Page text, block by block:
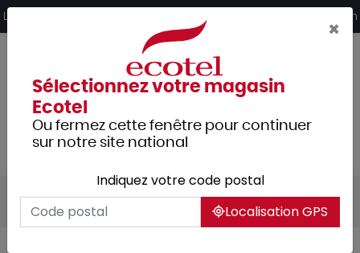
Livraison offerte dès 249€ HT d’achat et retrait 2h en magasin
Tous les produits Hôtellerie
×
Sélectionnez votre magasin
Ecotel
Ou fermez cette fenêtre pour continuer
sur notre site national
Indiquez votre code postal
Localisation GPS
Panneau de gestion des cookies